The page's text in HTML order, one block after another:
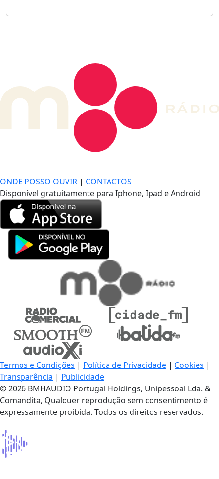
ONDE POSSO OUVIR | CONTACTOS
Disponível gratuitamente para Iphone, Ipad e Android
Termos e Condições | Política de Privacidade | Cookies |
Transparência | Publicidade
© 2026 BMHAUDIO Portugal Holdings, Unipessoal Lda. &
Comandita, Qualquer reprodução sem consentimento é
expressamente proibida. Todos os direitos reservados.